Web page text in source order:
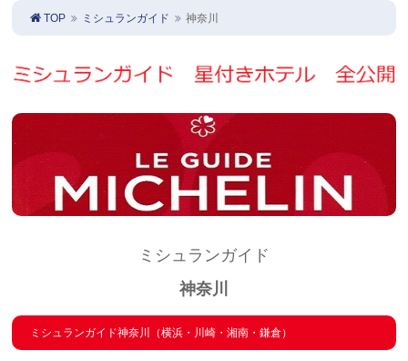
TOP ミシュランガイド 神奈川
ミシュランガイド
神奈川
ミシュランガイド神奈川（横浜・川崎・湘南・鎌倉）